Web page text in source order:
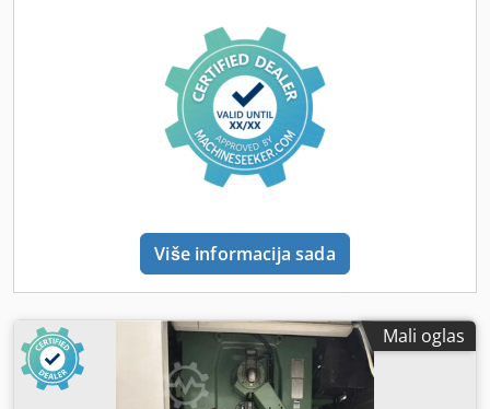
Više informacija sada
Mali oglas